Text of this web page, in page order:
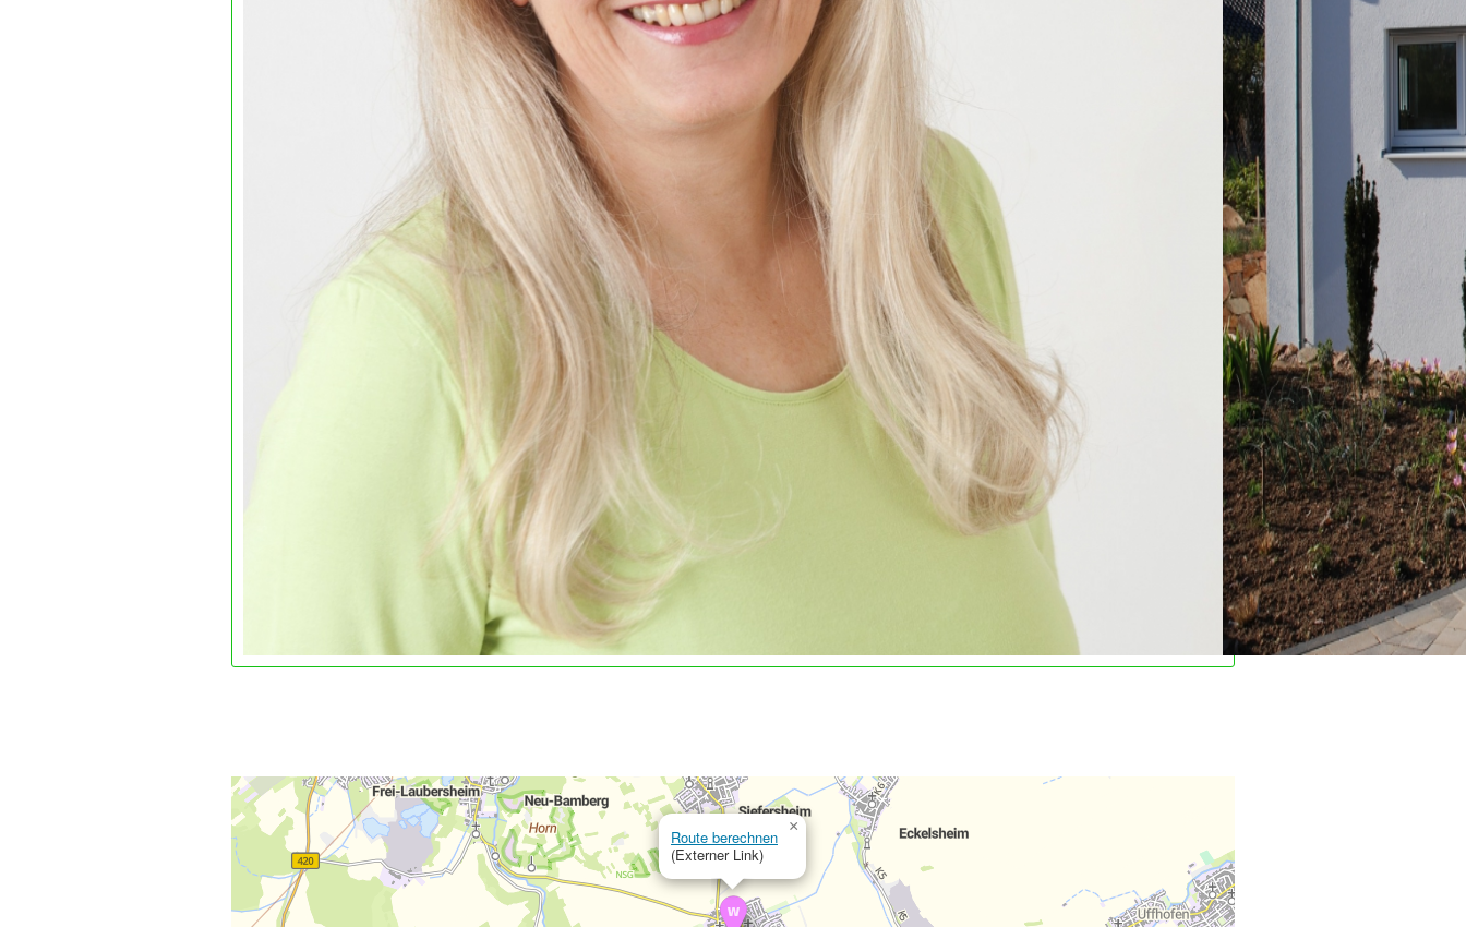
Route berechnen
(Externer Link)
×